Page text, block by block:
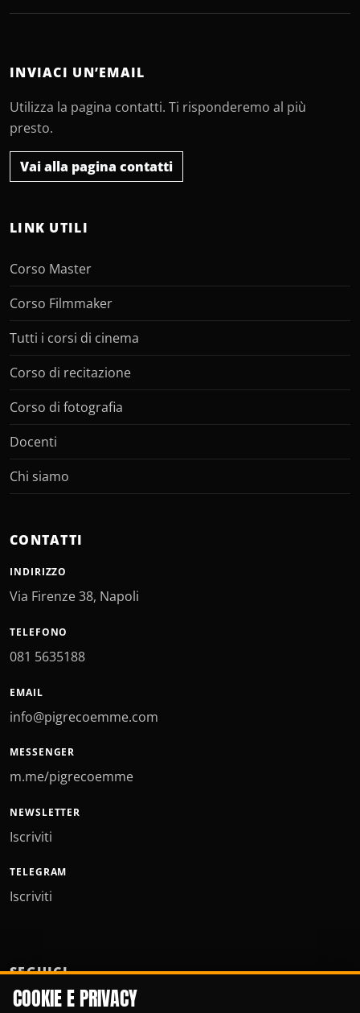
INVIACI UN’EMAIL
Utilizza la pagina contatti. Ti risponderemo al più
presto.
Vai alla pagina contatti
LINK UTILI
Corso Master
Corso Filmmaker
Tutti i corsi di cinema
Corso di recitazione
Corso di fotografia
Docenti
Chi siamo
CONTATTI
INDIRIZZO
Via Firenze 38, Napoli
TELEFONO
081 5635188
EMAIL
info@pigrecoemme.com
MESSENGER
m.me/pigrecoemme
NEWSLETTER
Iscriviti
TELEGRAM
Iscriviti
SEGUICI
COOKIE E PRIVACY